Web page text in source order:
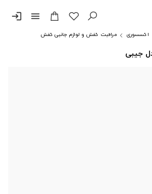
menu
login
اکسسوری مراقبت کفش و لوازم جانبی کفش
جیبی